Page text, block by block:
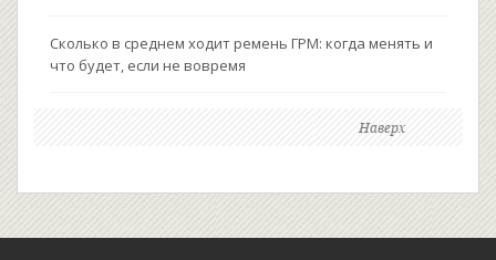
Сколько в среднем ходит ремень ГРМ: когда менять и
что будет, если не вовремя
Наверх